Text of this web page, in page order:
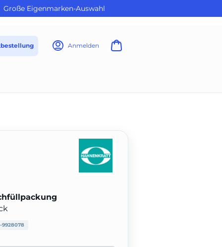
Große Eigenmarken-Auswahl
Anmelden
9928078